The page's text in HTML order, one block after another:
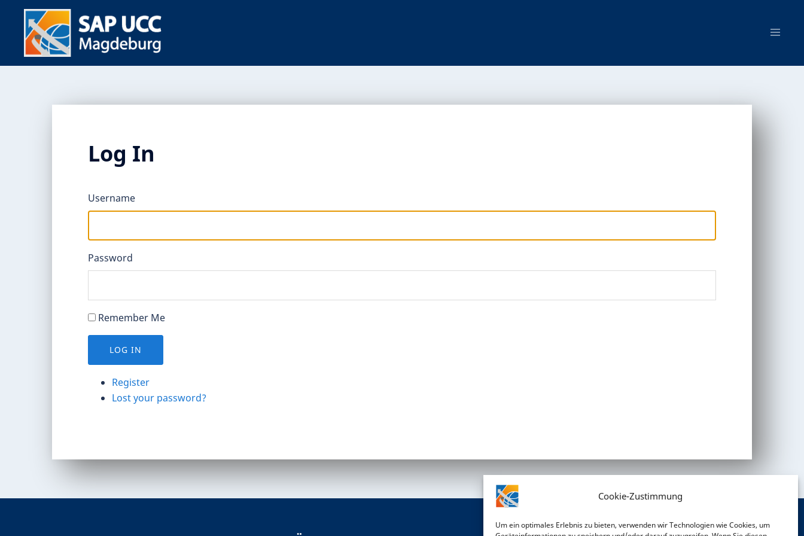
Cookie-Zustimmung
Um ein optimales Erlebnis zu bieten, verwenden wir Technologien wie Cookies, um
Log In
Username
Password
Remember Me
LOG IN
Register
Lost your password?